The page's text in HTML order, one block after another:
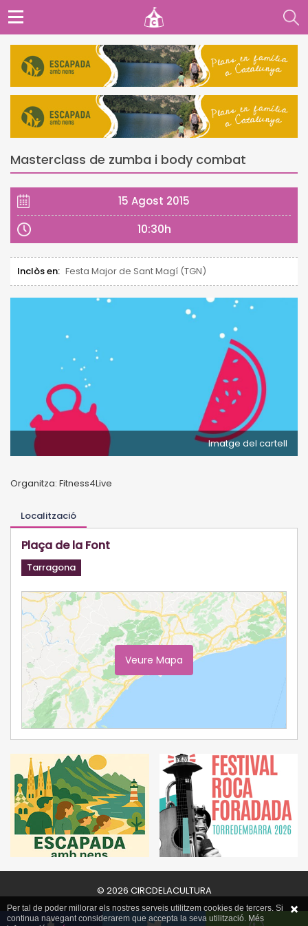
Masterclass de zumba i body combat
15 Agost 2015
10:30h
Inclòs en: Festa Major de Sant Magí (TGN)
Imatge del cartell
Organitza: Fitness4Live
Localització
Plaça de la Font
Tarragona
Veure Mapa
© 2026 CIRCDELACULTURA
Per tal de poder millorar els nostres serveis utilitzem cookies de tercers. Si
continua navegant considerarem que accepta la seva utilització. Més